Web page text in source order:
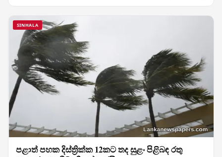
SINHALA
පළාත් පහක දිස්ත්‍රික්ක 12කට තද සුළං පිළිබඳ රතු